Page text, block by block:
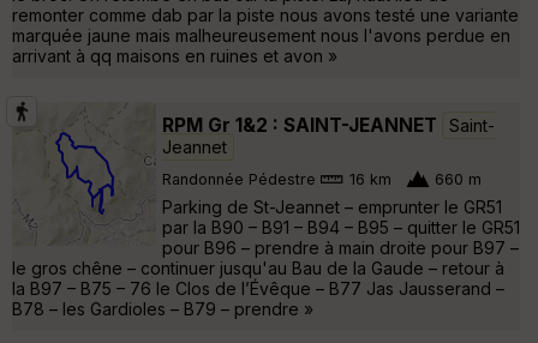
remonter comme dab par la piste nous avons testé une variante
marquée jaune mais malheureusement nous l'avons perdue en
arrivant à qq maisons en ruines et avon »
RPM Gr 1&2 : SAINT-JEANNET
Saint-
Jeannet
Randonnée Pédestre 16 km 660 m
Parking de St-Jeannet – emprunter le GR51
par la B90 – B91 – B94 – B95 – quitter le GR51
pour B96 – prendre à main droite pour B97 –
le gros chêne – continuer jusqu'au Bau de la Gaude – retour à
la B97 – B75 – 76 le Clos de l’Évêque – B77 Jas Jausserand –
B78 – les Gardioles – B79 – prendre »